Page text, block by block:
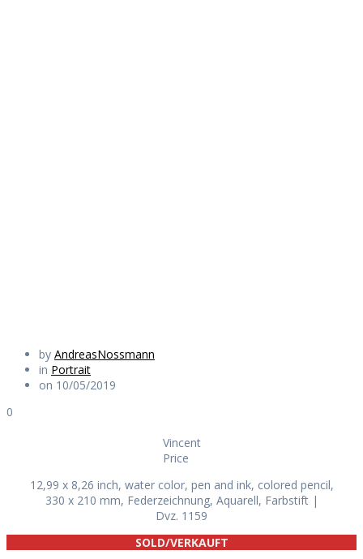
by AndreasNossmann
in Portrait
on 10/05/2019
0
Vincent
Price
12,99 x 8,26 inch, water color, pen and ink, colored pencil,
330 x 210 mm, Federzeichnung, Aquarell, Farbstift |
Dvz. 1159
SOLD/VERKAUFT